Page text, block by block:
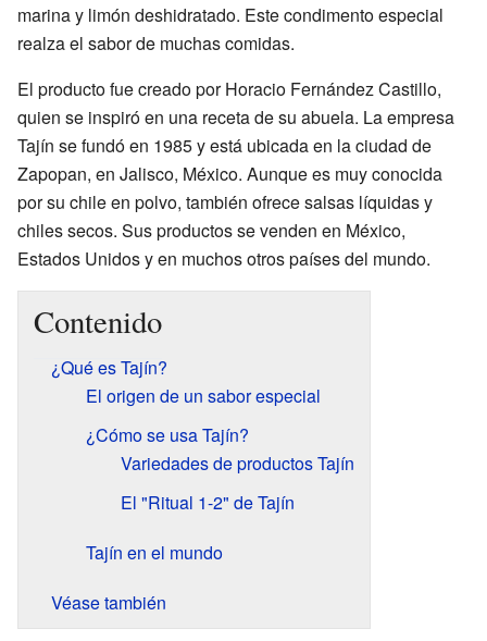
marina y limón deshidratado. Este condimento especial
realza el sabor de muchas comidas.
El producto fue creado por Horacio Fernández Castillo,
quien se inspiró en una receta de su abuela. La empresa
Tajín se fundó en 1985 y está ubicada en la ciudad de
Zapopan, en Jalisco, México. Aunque es muy conocida
por su chile en polvo, también ofrece salsas líquidas y
chiles secos. Sus productos se venden en México,
Estados Unidos y en muchos otros países del mundo.
Contenido
¿Qué es Tajín?
El origen de un sabor especial
¿Cómo se usa Tajín?
Variedades de productos Tajín
El "Ritual 1-2" de Tajín
Tajín en el mundo
Véase también